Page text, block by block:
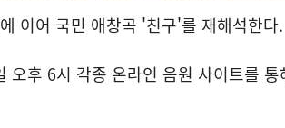
이어 국민 애창곡 '친구'를 재해석한다.
오후 6시 각종 온라인 음원 사이트를